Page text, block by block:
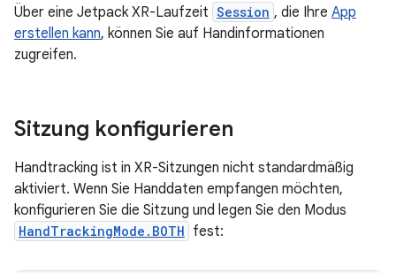
Über eine Jetpack XR-Laufzeit Session , die Ihre App
erstellen kann, können Sie auf Handinformationen
zugreifen.
Sitzung konfigurieren
Handtracking ist in XR-Sitzungen nicht standardmäßig
aktiviert. Wenn Sie Handdaten empfangen möchten,
konfigurieren Sie die Sitzung und legen Sie den Modus
HandTrackingMode.BOTH fest: